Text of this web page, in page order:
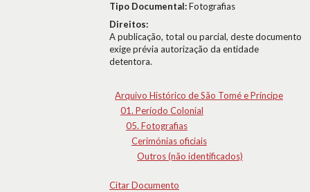
Tipo Documental:Fotografias
Direitos:
A publicação, total ou parcial, deste documento
exige prévia autorização da entidade
detentora.
Arquivo Histórico de São Tomé e Príncipe
01. Período Colonial
05. Fotografias
Cerimónias oficiais
Outros (não identificados)
Citar Documento